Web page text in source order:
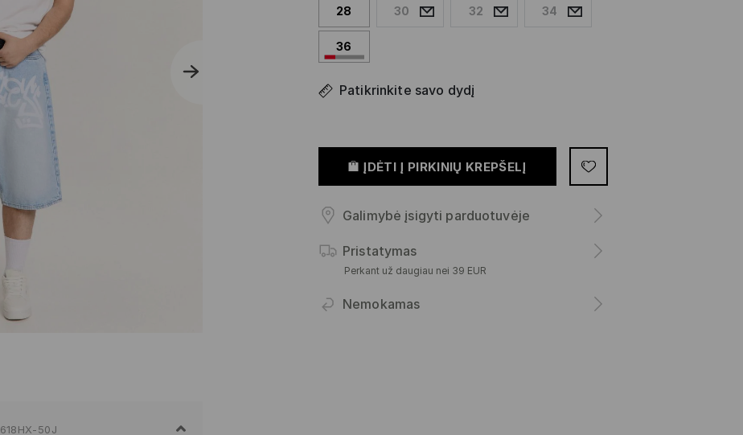
28 30 32 34
36
Patikrinkite savo dydį
ĮDĖTI Į PIRKINIŲ KREPŠELĮ
Galimybė įsigyti parduotuvėje
Pristatymas
Perkant už daugiau nei 39 EUR
Nemokamas
618HX-50J